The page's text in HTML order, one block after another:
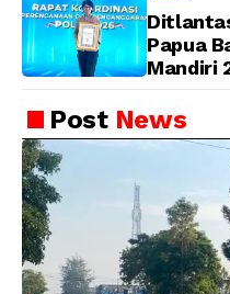
Papua
Mandiri
PostNews